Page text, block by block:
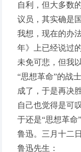
自利，但大多数
议员，其实确是
我想，现在的办
年》上已经说过
未免可悲，但我
“思想革命”的战
成了，于是再决
自己也觉得是可
于还是“思想革命”
鲁迅。三月十二日
鲁迅先生：